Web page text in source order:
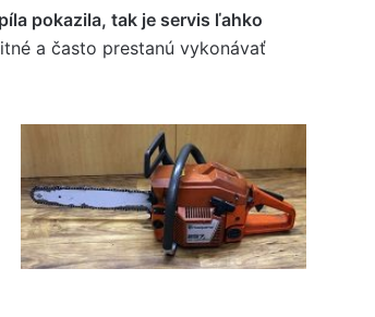
pokazila, tak je servis ľahko
a často prestanú vykonávať